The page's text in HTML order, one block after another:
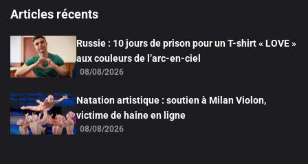
Articles récents
Russie : 10 jours de prison pour un T-shirt « LOVE »
aux couleurs de l’arc-en-ciel
08/08/2026
Natation artistique : soutien à Milan Violon,
victime de haine en ligne
08/08/2026